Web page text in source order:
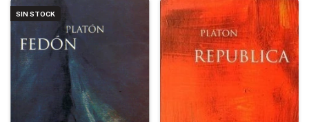
SIN STOCK